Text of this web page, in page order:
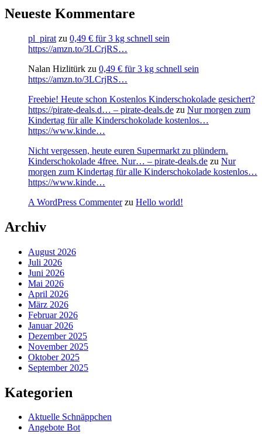
Neueste Kommentare
pl_pirat zu 0,49 € für 3 kg schnell sein
https://amzn.to/3LCrjRS…
Nalan Hizlitürk zu 0,49 € für 3 kg schnell sein
https://amzn.to/3LCrjRS…
Freebie! Heute schon Kostenlos Kinderschokolade gesichert?
https://pirate-deals.d… – pirate-deals.de zu Nur morgen zum
Kindertag für alle Kinderschokolade kostenlos…
https://www.kinde…
Nicht vergessen, heute euren Supermarkt zu plündern.
Kinderschokolade 4free. Nur… – pirate-deals.de zu Nur
morgen zum Kindertag für alle Kinderschokolade kostenlos…
https://www.kinde…
A WordPress Commenterzu Hello world!
Archiv
August 2026
Juli 2026
Juni 2026
Mai 2026
April 2026
März 2026
Februar 2026
Januar 2026
Dezember 2025
November 2025
Oktober 2025
September 2025
Kategorien
Aktuelle Schnäppchen
Angebote Bot